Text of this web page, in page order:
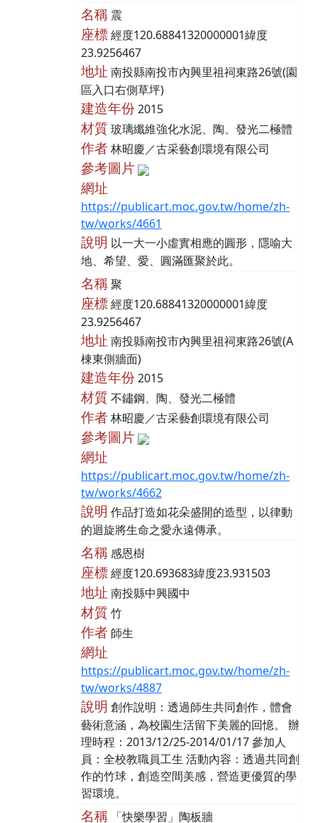
名稱 震
座標經度120.68841320000001緯度
23.9256467
地址 南投縣南投市內興里祖祠東路26號(園
區入口右側草坪)
建造年份 2015
材質玻璃纖維強化水泥、陶、發光二極體
作者林昭慶／古采藝創環境有限公司
參考圖片
網址
https://publicart.moc.gov.tw/home/zh-
tw/works/4661
說明 以一大一小虛實相應的圓形，隱喻大
地、希望、愛、圓滿匯聚於此。
名稱聚
座標經度120.68841320000001緯度
23.9256467
地址 南投縣南投市內興里祖祠東路26號(A
棟東側牆面)
建造年份 2015
材質不鏽鋼、陶、發光二極體
作者林昭慶／古采藝創環境有限公司
參考圖片
網址
https://publicart.moc.gov.tw/home/zh-
tw/works/4662
說明 作品打造如花朵盛開的造型，以律動
的迴旋將生命之愛永遠傳承。
名稱感恩樹
座標經度120.693683緯度23.931503
地址 南投縣中興國中
材質竹
作者 師生
網址
https://publicart.moc.gov.tw/home/zh-
tw/works/4887
說明 創作說明：透過師生共同創作，體會
藝術意涵，為校園生活留下美麗的回憶。 辦
理時程：2013/12/25-2014/01/17 參加人
員：全校教職員工生 活動內容：透過共同創
作的竹球，創造空間美感，營造更優質的學
習環境。
名稱 「快樂學習」陶板牆